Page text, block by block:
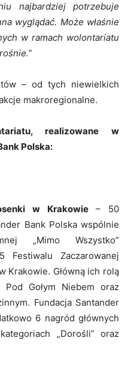
najbardziej potrzebuje
wyglądać. Może właśnie
w ramach wolontariatu
– od tych niewielkich
makroregionalne.
realizowane w
Polska:
w Krakowie– 50
Bank Polska wspólnie
„Mimo Wszystko”
Festiwalu Zaczarowanej
Krakowie. Główną ich rolą
Pod Gołym Niebem oraz
Fundacja Santander
6 nagród głównych
„Dorośli” oraz